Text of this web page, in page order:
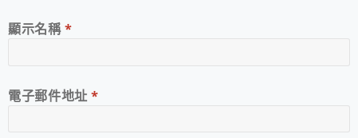
顯示名稱*
電子郵件地址*